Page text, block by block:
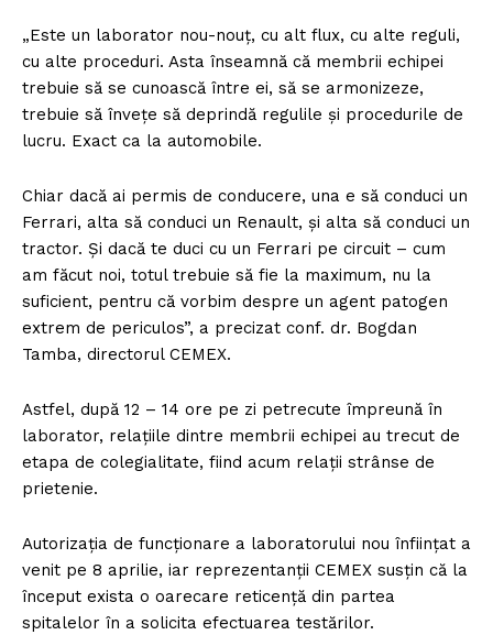
„Este un laborator nou-nouț, cu alt flux, cu alte reguli,
cu alte proceduri. Asta înseamnă că membrii echipei
trebuie să se cunoască între ei, să se armonizeze,
trebuie să învețe să deprindă regulile și procedurile de
lucru. Exact ca la automobile.
Chiar dacă ai permis de conducere, una e să conduci un
Ferrari, alta să conduci un Renault, și alta să conduci un
tractor. Și dacă te duci cu un Ferrari pe circuit – cum
am făcut noi, totul trebuie să fie la maximum, nu la
suficient, pentru că vorbim despre un agent patogen
extrem de periculos”, a precizat conf. dr. Bogdan
Tamba, directorul CEMEX.
Astfel, după 12 – 14 ore pe zi petrecute împreună în
laborator, relațiile dintre membrii echipei au trecut de
etapa de colegialitate, fiind acum relații strânse de
prietenie.
Autorizația de funcționare a laboratorului nou înființat a
venit pe 8 aprilie, iar reprezentanții CEMEX susțin că la
început exista o oarecare reticență din partea
spitalelor în a solicita efectuarea testărilor.